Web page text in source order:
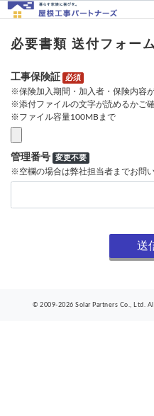
必要書類 送付フォー
工事保険証 必須
※保険加入期間・加入者・保険内容
※添付ファイルの文字が読めるかご
※ファイル容量100MBまで
管理番号 変更不要
※空欄の場合は弊社担当者までお問
© 2009-2026 Solar Partners Co., Ltd.